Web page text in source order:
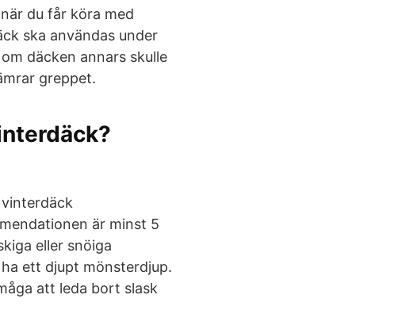
du får köra med
ska användas under
däcken annars skulle
greppet.
är minst 5
eller snöiga
ett djupt mönsterdjup.
att leda bort slask